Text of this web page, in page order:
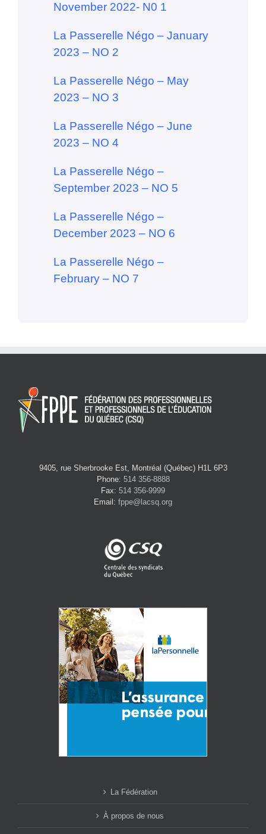
November 2022- N0 1
La Passerelle Négo – January
2023 – NO 2
La Passerelle Négo – May
2023 – NO 3
La Passerelle Négo – June
2023 – NO 4
La Passerelle Négo –
September 2023 – NO 5
La Passerelle Négo –
December 2023 – NO 6
La Passerelle Négo –
February – NO 7
9405, rue Sherbrooke Est, Montréal (Québec) H1L 6P3
Phone: 514 356-8888
Fax: 514 356-9999
Email: fppe@lacsq.org
La Fédération
À propos de nous